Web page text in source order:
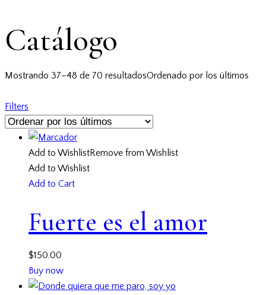
Catálogo
Mostrando 37–48 de 70 resultadosOrdenado por los últimos
Filters
Add to WishlistRemove from Wishlist
Add to Wishlist
Add to Cart
Fuerte es el amor
$150.00
Buy now